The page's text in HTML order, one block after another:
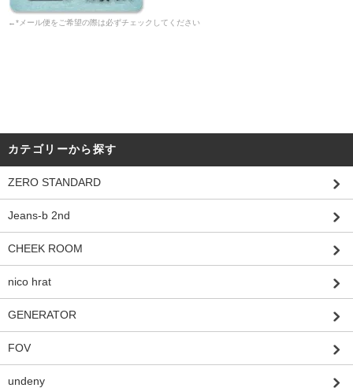
←*メール便をご希望の際は必ずチェックしてください
カテゴリーから探す
ZERO STANDARD
Jeans-b 2nd
CHEEK ROOM
nico hrat
GENERATOR
FOV
undeny